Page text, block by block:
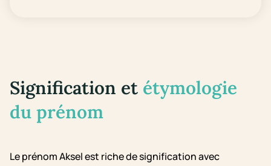
Signification et étymologie
du prénom
Le prénom Aksel est riche de signification avec